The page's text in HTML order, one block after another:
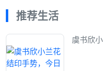
推荐生活
虞书欣